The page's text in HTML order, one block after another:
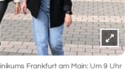
Frankfurt am Main: Um 9 Uhr